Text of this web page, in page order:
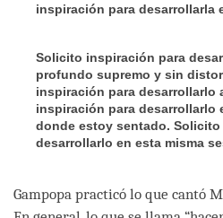
inspiración para desarrollarla
Solicito inspiración para
profundo supremo y sin
inspiración para desarrollarlo
inspiración para desarrollarlo
donde estoy sentado.
desarrollarlo en esta misma
Gampopa practicó lo que cantó